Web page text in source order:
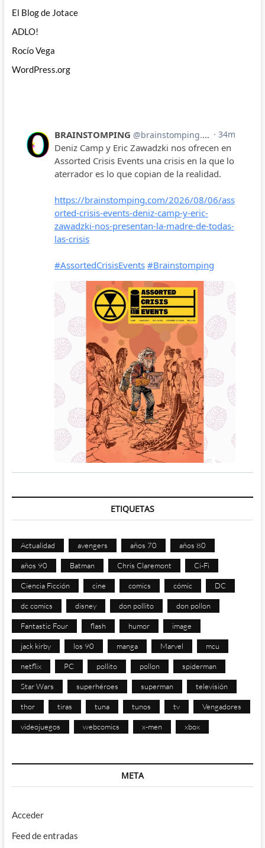
El Blog de Jotace
ADLO!
Rocío Vega
WordPress.org
ETIQUETAS
Actualidad avengers años 70 años 80
años 90 Batman Chris Claremont Ci-Fi
Ciencia Ficción cine comics cómic DC
dc comics disney don pollito don pollon
Fantastic Four flash humor image
jack kirby los 90 manga Marvel mcu
netflix PC pollito pollon spiderman
Star Wars superhéroes superman televisión
thor tiras tuna tunos tv Vengadores
videojuegos webcomics x-men xbox
META
Acceder
Feed de entradas